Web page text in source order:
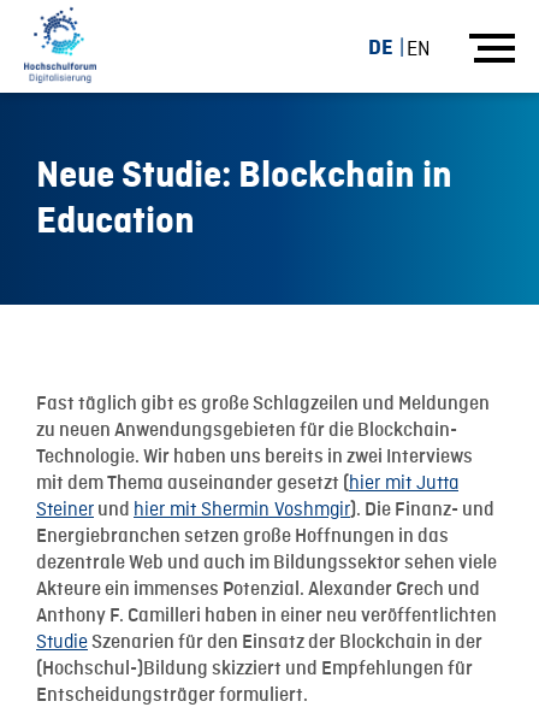
DE EN
Neue Studie: Blockchain in
Education
Fast täglich gibt es große Schlagzeilen und Meldungen
zu neuen Anwendungsgebieten für die Blockchain-
Technologie. Wir haben uns bereits in zwei Interviews
mit dem Thema auseinander gesetzt (hier mit Jutta
Steiner und hier mit Shermin Voshmgir). Die Finanz- und
Energiebranchen setzen große Hoffnungen in das
dezentrale Web und auch im Bildungssektor sehen viele
Akteure ein immenses Potenzial. Alexander Grech und
Anthony F. Camilleri haben in einer neu veröffentlichten
StudieSzenarien für den Einsatz der Blockchain in der
(Hochschul-)Bildung skizziert und Empfehlungen für
Entscheidungsträger formuliert.